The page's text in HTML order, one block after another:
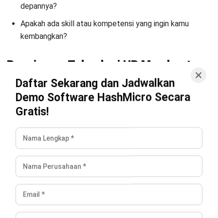
Coba Gratis
Selain itu, beberapa
fitur employee feedback dan engagement survey yang bisa
melengkapi hasil stay interview. Data ini kemudian dapat
objektif sehingga perusahaan tidak hanya mengandalkan
karyawan.
Kesimpulan
Stay interview merupakan pendekatan strategis yang
membantu perusahaan memahami kebutuhan, harapan, dan
potensi risiko ketidakpuasan karyawan sebelum terjadi
turnover. Dengan pelaksanaan yang konsisten metode ini
dapat meningkatkan employee engagement dan juga
memperkuat budaya kerja yang lebih terbuka dan sehat di
dalam perusahaan.